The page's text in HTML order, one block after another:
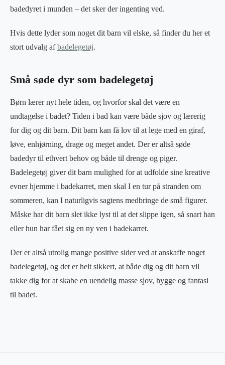
badedyret i munden – det sker der ingenting ved.
Hvis dette lyder som noget dit barn vil elske, så finder du her et
stort udvalg afbadelegetøj.
Små søde dyr som badelegetøj
Børn lærer nyt hele tiden, og hvorfor skal det være en
undtagelse i badet? Tiden i bad kan være både sjov og lærerig
for dig og dit barn. Dit barn kan få lov til at lege med en giraf,
løve, enhjørning, drage og meget andet. Der er altså søde
badedyr til ethvert behov og både til drenge og piger.
Badelegetøj giver dit barn mulighed for at udfolde sine kreative
evner hjemme i badekarret, men skal I en tur på stranden om
sommeren, kan I naturligvis sagtens medbringe de små figurer.
Måske har dit barn slet ikke lyst til at det slippe igen, så snart han
eller hun har fået sig en ny ven i badekarret.
Der er altså utrolig mange positive sider ved at anskaffe noget
badelegetøj, og det er helt sikkert, at både dig og dit barn vil
takke dig for at skabe en uendelig masse sjov, hygge og fantasi
til badet.